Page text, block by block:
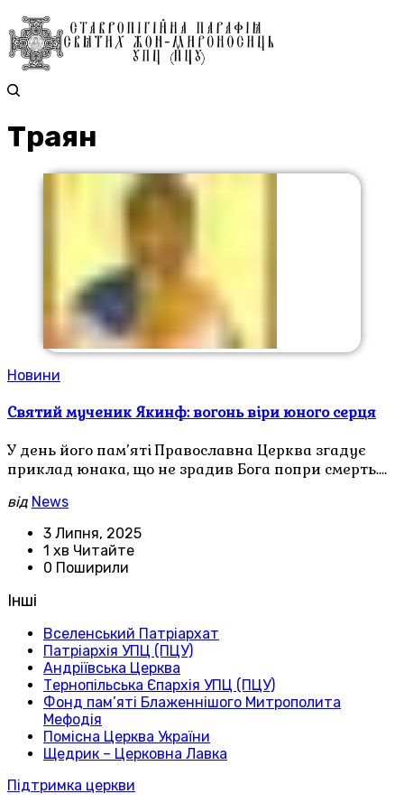
Траян
Новини
Святий мученик Якинф: вогонь віри юного серця
У день його пам’яті Православна Церква згадує
приклад юнака, що не зрадив Бога попри смерть.…
від News
3 Липня, 2025
1 хв Читайте
0 Поширили
Інші
Вселенський Патріархат
Патріархія УПЦ (ПЦУ)
Андріївська Церква
Тернопільська Єпархія УПЦ (ПЦУ)
Фонд пам’яті Блаженнішого Митрополита
Мефодія
Помісна Церква України
Щедрик – Церковна Лавка
Підтримка церкви